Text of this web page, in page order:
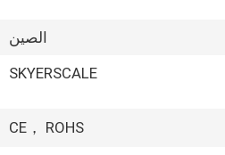
الصين
SKYERSCALE
CE， ROHS